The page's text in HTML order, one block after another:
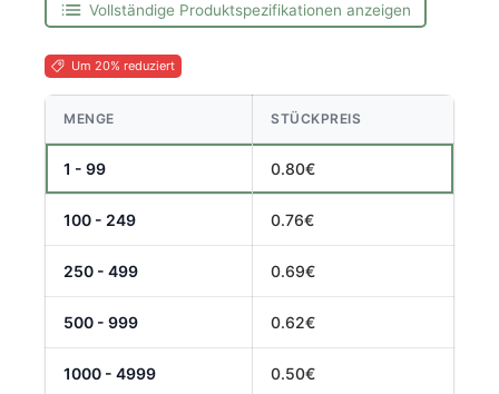
Vollständige Produktspezifikationen anzeigen
Um 20% reduziert
MENGE STÜCKPREIS
1 - 99 0.80€
100 - 249 0.76€
250 - 499 0.69€
500 - 999 0.62€
1000 - 4999 0.50€